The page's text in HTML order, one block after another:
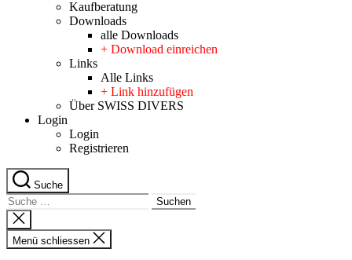
Kaufberatung
Downloads
alle Downloads
+ Download einreichen
Links
Alle Links
+ Link hinzufügen
Über SWISS DIVERS
Login
Login
Registrieren
Suche
Suche
nach:
Suche
schliessen
Menü schliessen